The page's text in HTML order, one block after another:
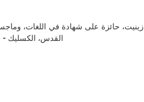
حائزة على شهادة في اللغات،
القدس، الكسليك -